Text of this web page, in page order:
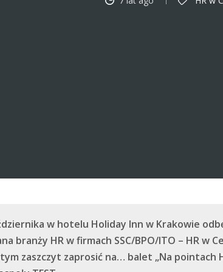
w hotelu Holiday Inn w Krakowie
branży HR w firmach SSC/BPO/ITO – HR w
zaszczyt zaprosić na… balet „Na pointach